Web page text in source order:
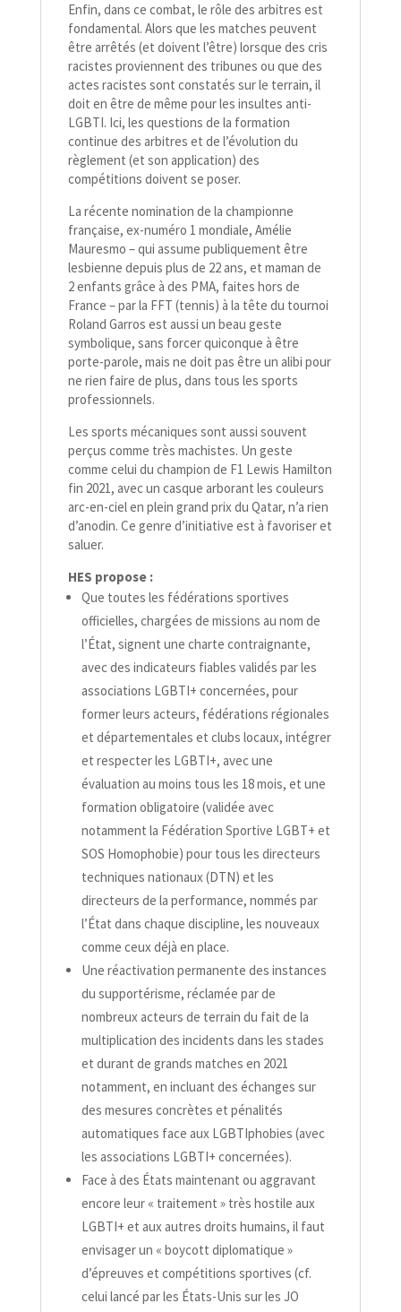
Enfin, dans ce combat, le rôle des arbitres est
fondamental. Alors que les matches peuvent
être arrêtés (et doivent l’être) lorsque des cris
racistes proviennent des tribunes ou que des
actes racistes sont constatés sur le terrain, il
doit en être de même pour les insultes anti-​
LGBTI. Ici, les questions de la formation
continue des arbitres et de l’évolution du
règlement (et son application) des
compétitions doivent se poser.
La récente nomination de la championne
française, ex-​numéro 1 mondiale, Amélie
Mauresmo – qui assume publiquement être
lesbienne depuis plus de 22 ans, et maman de
2 enfants grâce à des PMA, faites hors de
France – par la FFT (tennis) à la tête du tournoi
Roland Garros est aussi un beau geste
symbolique, sans forcer quiconque à être
porte-​parole, mais ne doit pas être un alibi pour
ne rien faire de plus, dans tous les sports
professionnels.
Les sports mécaniques sont aussi souvent
perçus comme très machistes. Un geste
comme celui du champion de F1 Lewis Hamilton
fin 2021, avec un casque arborant les couleurs
arc-​en-​ciel en plein grand prix du Qatar, n’a rien
d’anodin. Ce genre d’initiative est à favoriser et
saluer.
HES propose :
Que toutes les fédérations sportives
officielles, chargées de missions au nom de
l’État, signent une charte contraignante,
avec des indicateurs fiables validés par les
associations LGBTI+ concernées, pour
former leurs acteurs, fédérations régionales
et départementales et clubs locaux, intégrer
et respecter les LGBTI+, avec une
évaluation au moins tous les 18 mois, et une
formation obligatoire (validée avec
notamment la Fédération Sportive LGBT+ et
SOS Homophobie) pour tous les directeurs
techniques nationaux (DTN) et les
directeurs de la performance, nommés par
l’État dans chaque discipline, les nouveaux
comme ceux déjà en place.
Une réactivation permanente des instances
du supportérisme, réclamée par de
nombreux acteurs de terrain du fait de la
multiplication des incidents dans les stades
et durant de grands matches en 2021
notamment, en incluant des échanges sur
des mesures concrètes et pénalités
automatiques face aux LGBTIphobies (avec
les associations LGBTI+ concernées).
Face à des États maintenant ou aggravant
encore leur « traitement » très hostile aux
LGBTI+ et aux autres droits humains, il faut
envisager un « boycott diplomatique »
d’épreuves et compétitions sportives (cf.
celui lancé par les États-​Unis sur les JO